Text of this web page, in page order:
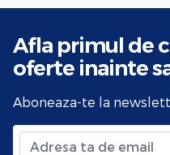
Afla primul de
oferte inainte
Aboneaza-te la